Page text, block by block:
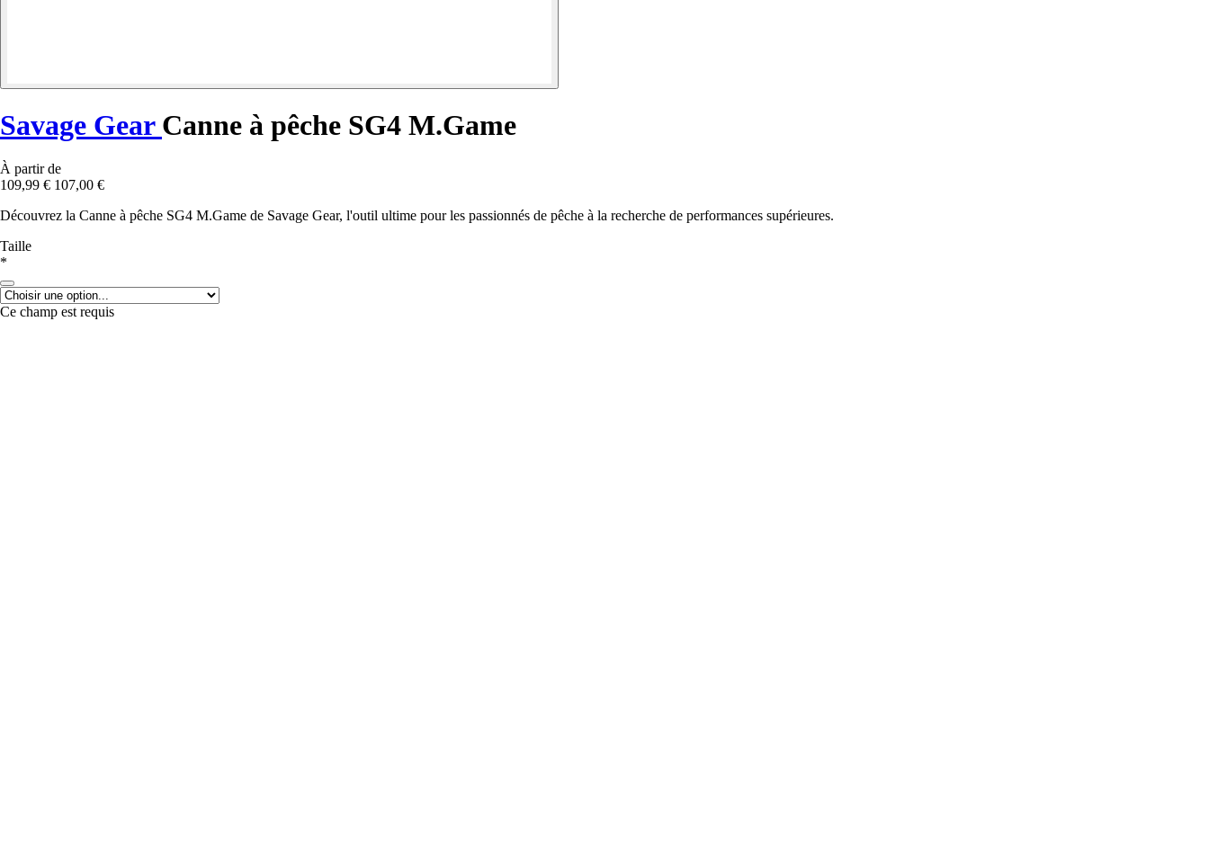
Savage Gear Canne à pêche SG4 M.Game
À partir de
109,99 € 107,00 €
Découvrez la Canne à pêche SG4 M.Game de Savage Gear, l'outil ultime pour les passionnés de pêche à la recherche de performances supérieures.
Taille
*
Ce champ est requis